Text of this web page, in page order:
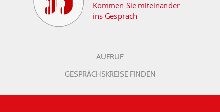
Kommen Sie miteinander
ins Gespräch!
AUFRUF
GESPRÄCHSKREISE FINDEN